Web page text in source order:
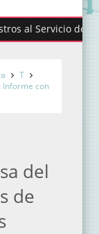
del Estado de
T
Informe con
del
de